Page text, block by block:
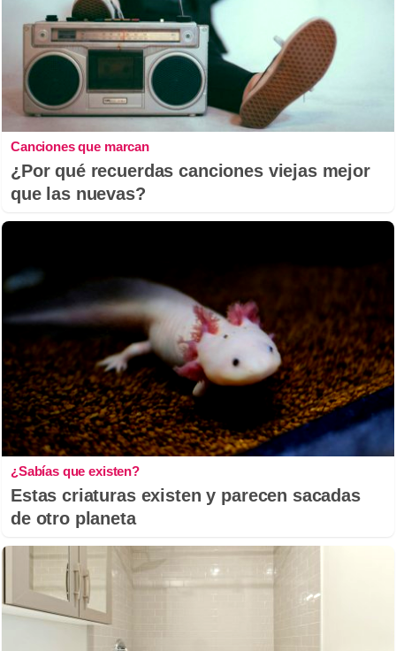
Canciones que marcan
¿Por qué recuerdas canciones viejas mejor
que las nuevas?
¿Sabías que existen?
Estas criaturas existen y parecen sacadas
de otro planeta